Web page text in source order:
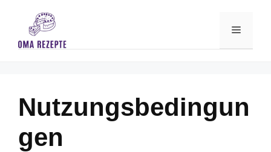
content
Menu
Nutzungsbedingun
gen